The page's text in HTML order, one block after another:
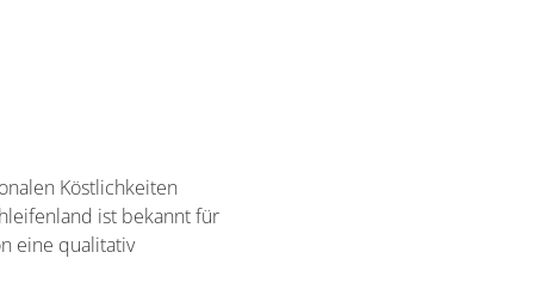
Köstlichkeiten
ist bekannt für
eine qualitativ